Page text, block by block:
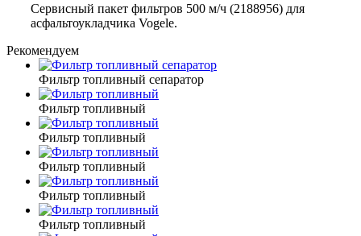
Сервисный пакет фильтров 500 м/ч (2188956) для
асфальтоукладчика Vogele.
Рекомендуем
Фильтр топливный сепаратор
Фильтр топливный
Фильтр топливный
Фильтр топливный
Фильтр топливный
Фильтр топливный